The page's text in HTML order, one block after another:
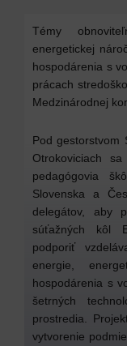
Témy
energetickej
hospodárenia s
prácach
Medzinárodnej
Pod
Otrokoviciach
pedagógovia
Slovenska a
delegátov, aby
súťažných kôl
podporiť
energie,
hospodárenia s
šetrných
prostredia.
vytvorenie